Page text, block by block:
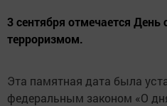
3 сентября отмечается День
терроризмом.
Эта памятная дата была
федеральным законом «О